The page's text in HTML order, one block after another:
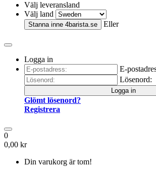
Välj leveransland
Välj land
Stanna inne 4barista.se Eller
Logga in
E-
Lösenord:
Logga in
Glömt lösenord?
Registrera
0
0,00 kr
Din varukorg är tom!